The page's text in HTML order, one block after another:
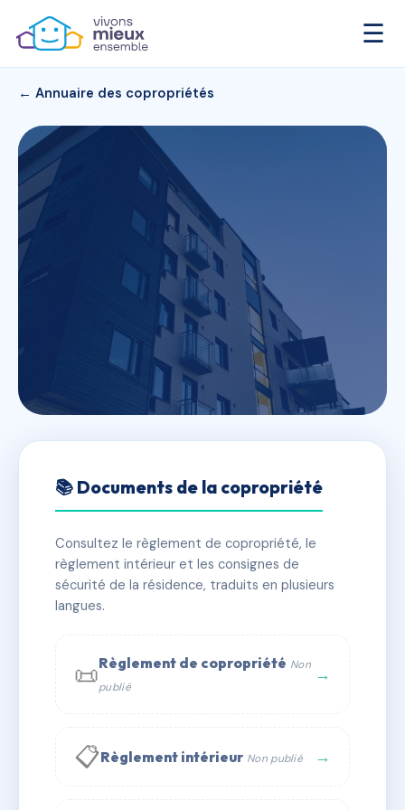
☰
← Annuaire des copropriétés
SDC Citadelle
✓ Immatriculée 🏠 17 lots 🏗 1 bâtiment(s)
📞 Contacter Syndic Digital
📚 Documents de la copropriété
Consultez le règlement de copropriété, le
règlement intérieur et les consignes de
sécurité de la résidence, traduits en plusieurs
langues.
📜Règlement de copropriété Non
publié
→
📋Règlement intérieur Non publié →